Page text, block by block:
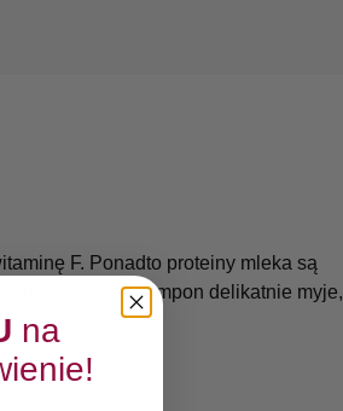
F. Ponadto proteiny mleka są
ich struktura. Szampon delikatnie myje,
na